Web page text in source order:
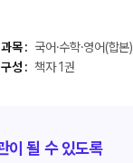
과목 : 국어·수학·영어(합본)
구성 : 책자 1권
이 될 수 있도록